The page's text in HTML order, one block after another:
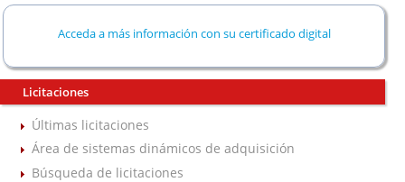
Acceda a más información con su certificado digital
Licitaciones
Últimas licitaciones
Área de sistemas dinámicos de adquisición
Búsqueda de licitaciones